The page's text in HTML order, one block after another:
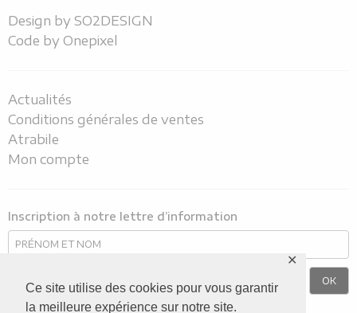
Ce site utilise des cookies pour vous garantir
la meilleure expérience sur notre site.
✕
Design by SO2DESIGN
Code by Onepixel
Actualités
Conditions générales de ventes
Atrabile
Mon compte
Inscription à notre lettre d’information